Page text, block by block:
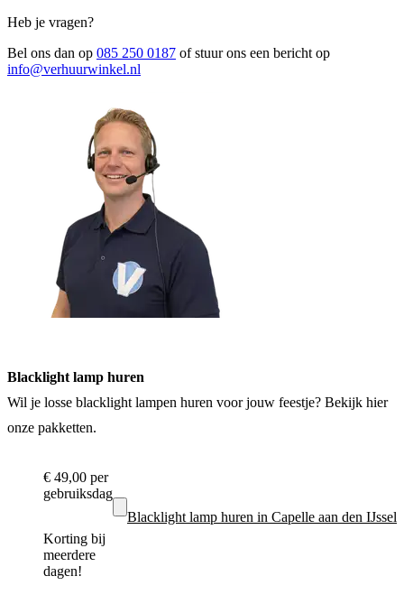
Heb je vragen?
Bel ons dan op 085 250 0187 of stuur ons een bericht op
info@verhuurwinkel.nl
Blacklight lamp huren
Wil je losse blacklight lampen huren voor jouw feestje? Bekijk hier
onze pakketten.
€ 49,00 per
gebruiksdag
Korting bij
meerdere
dagen!
Blacklight lamp huren in Capelle aan den IJssel